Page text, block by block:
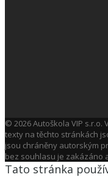
© 2026 Autoškola VIP
texty na těchto stránkách
jsou chráněny autorským
bez souhlasu je zakázáno
Tato stránka